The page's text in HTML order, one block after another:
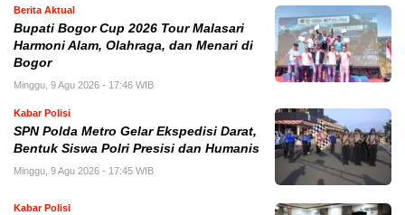
Berita Aktual
Bupati Bogor Cup 2026 Tour Malasari
Harmoni Alam, Olahraga, dan Menari di
Bogor
Minggu, 9 Agu 2026 - 17:46 WIB
Kabar Polisi
SPN Polda Metro Gelar Ekspedisi Darat,
Bentuk Siswa Polri Presisi dan Humanis
Minggu, 9 Agu 2026 - 17:45 WIB
Kabar Polisi